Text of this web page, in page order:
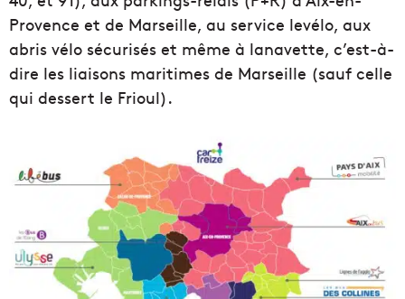
Provence et de Marseille, au service levélo, aux
abris vélo sécurisés et même à lanavette, c’est-à-
dire les liaisons maritimes de Marseille (sauf celle
qui dessert le Frioul).